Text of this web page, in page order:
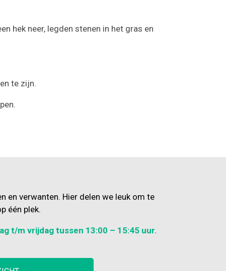
hek neer, legden stenen in het gras en
te zijn.
en verwanten. Hier delen we leuk om te
één plek.
t/m vrijdag tussen 13:00 – 15:45 uur.